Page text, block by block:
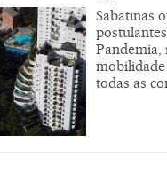
Sabatinas
Pandemia,
todas as